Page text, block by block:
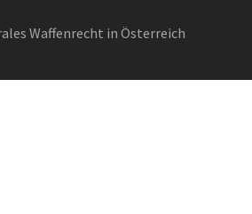
Waffenrecht in Österreich